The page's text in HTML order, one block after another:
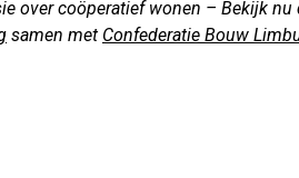
over coöperatief wonen – Bekijk nu
samen met Confederatie Bouw